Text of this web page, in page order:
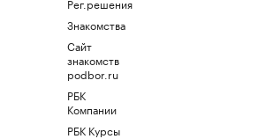
Знакомства
Сайт
знакомств
podbor.ru
РБК
Компании
РБК Курсы